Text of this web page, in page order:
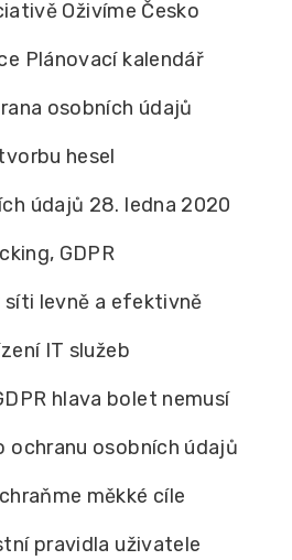
Oživíme Česko
Plánovací kalendář
osobních údajů
hesel
údajů 28. ledna 2020
GDPR
levně a efektivně
IT služeb
hlava bolet nemusí
ochranu osobních údajů
měkké cíle
pravidla uživatele